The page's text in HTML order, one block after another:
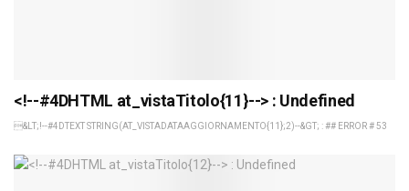
<!--#4DHTML at_vistaTitolo{11}--> : Undefined
&LT;!--#4DTEXT STRING(AT_VISTADATAAGGIORNAMENTO{11};2)--&GT; : ## ERROR # 53